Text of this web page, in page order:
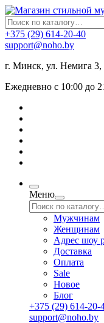
+375 (29) 614-20-40
support@noho.by
г. Минск, ул. Немига
Ежедневно с 10:00 до
Меню
Мужчинам
Женщинам
Адрес шоу
Доставка
Оплата
Sale
Новое
Блог
+375 (29) 614-20-
support@noho.by